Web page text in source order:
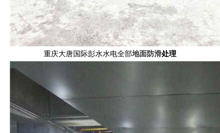
重庆大唐国际彭水水电全部地面防滑处理